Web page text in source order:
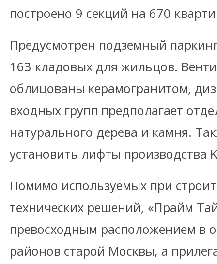
построено 9 секций на 670
Предусмотрен подземный
163 кладовых для жильцов.
облицованы керамогранитом,
входных групп предполагает
натурального дерева и камня.
установить лифты производства
Помимо используемых при
технических решений, «Прайм
превосходным расположением в
районов старой Москвы, а